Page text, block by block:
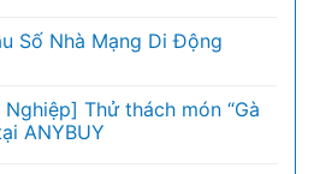
Số Nhà Mạng Di Động
Thử thách món “Gà
ANYBUY